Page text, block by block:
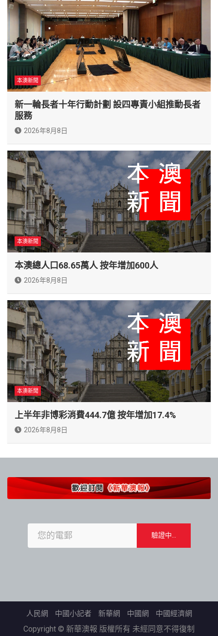
本澳新聞
新一輪長者十年行動計劃 設四專責小組推動長者
服務
2026年8月8日
本澳新聞
本澳總人口68.65萬人 按年增加600人
2026年8月8日
本澳新聞
上半年非博彩消費444.7億 按年增加17.4%
2026年8月8日
人民網 中國小記者 新華網 中國網 中國經濟網
Copyright © 新華澳報 版權所有 未經同意不得復制